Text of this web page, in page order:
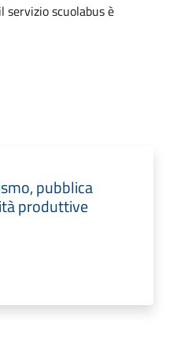
servizio scuolabus è
pubblica
produttive